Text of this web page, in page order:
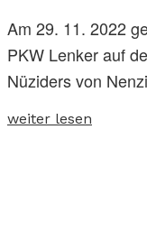
Am 29. 11. 2022
PKW Lenker auf
Nüziders von
weiter lesen